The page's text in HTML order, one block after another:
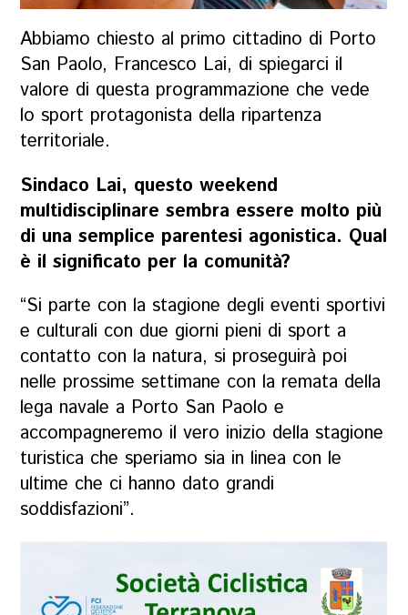
Abbiamo chiesto al primo cittadino di Porto
San Paolo, Francesco Lai, di spiegarci il
valore di questa programmazione che vede
lo sport protagonista della ripartenza
territoriale.
Sindaco Lai, questo weekend
multidisciplinare sembra essere molto più
di una semplice parentesi agonistica. Qual
è il significato per la comunità?
“Si parte con la stagione degli eventi sportivi
e culturali con due giorni pieni di sport a
contatto con la natura, si proseguirà poi
nelle prossime settimane con la remata della
lega navale a Porto San Paolo e
accompagneremo il vero inizio della stagione
turistica che speriamo sia in linea con le
ultime che ci hanno dato grandi
soddisfazioni”.